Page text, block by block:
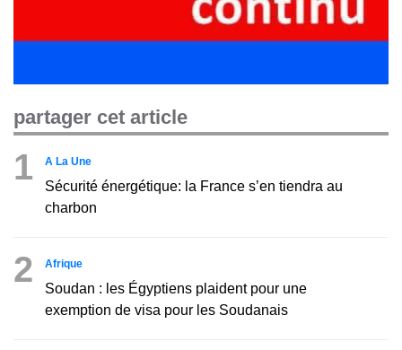
partager cet article
1 A La Une
Sécurité énergétique: la France s’en tiendra au
charbon
2 Afrique
Soudan : les Égyptiens plaident pour une
exemption de visa pour les Soudanais